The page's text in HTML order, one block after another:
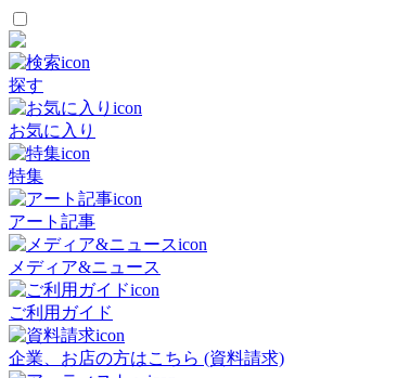
探す
お気に入り
特集
アート記事
メディア&ニュース
ご利用ガイド
企業、お店の方はこちら (資料請求)